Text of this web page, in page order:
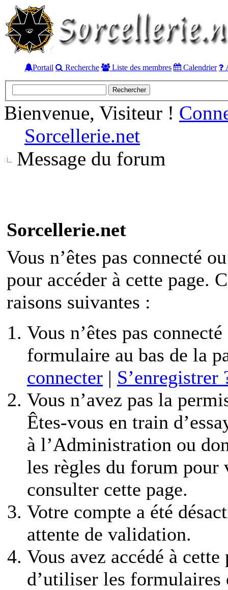
Portail Recherche Liste des membres Calendrier
Bienvenue, Visiteur !
Sorcellerie.net
Message du forum
Sorcellerie.net
Vous n’êtes pas connecté
pour accéder à cette page.
raisons suivantes :
Vous n’êtes pas
formulaire au bas de la
connecter | S’enregistrer
Vous n’avez pas la
Êtes-vous en train
à l’Administration ou
les règles du forum pour
consulter cette page.
Votre compte a été
attente de validation.
Vous avez accédé à
d’utiliser les formulaires